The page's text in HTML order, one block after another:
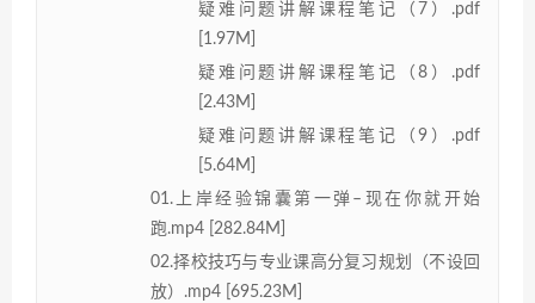
疑难问题讲解课程笔记（7）.pdf
[1.97M]
疑难问题讲解课程笔记（8）.pdf
[2.43M]
疑难问题讲解课程笔记（9）.pdf
[5.64M]
01.上岸经验锦囊第一弹–现在你就开始
跑.mp4 [282.84M]
02.择校技巧与专业课高分复习规划（不设回
放）.mp4 [695.23M]